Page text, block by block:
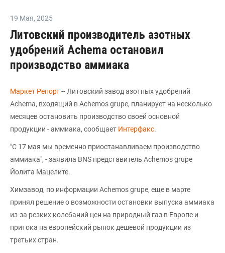
19 Мая, 2025
Литовский производитель азотных
удобрений Achema остановил
производство аммиака
Маркет Репорт-- Литовский завод азотных удобрений
Achema, входящий в Achemos grupe, планирует на несколько
месяцев остановить производство своей основной
продукции - аммиака, сообщает Интерфакс.
"С 17 мая мы временно приостанавливаем производство
аммиака", - заявила BNS представитель Achemos grupe
Йолита Мацелите.
Химзавод, по информации Achemos grupe, еще в марте
принял решение о возможности остановки выпуска аммиака
из-за резких колебаний цен на природный газ в Европе и
притока на европейский рынок дешевой продукции из
третьих стран.